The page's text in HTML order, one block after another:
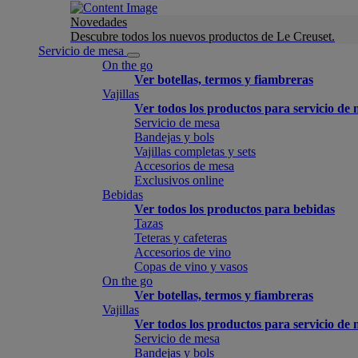
Novedades
Descubre todos los nuevos productos de Le Creuset.
Servicio de mesa
On the go
Ver botellas, termos y fiambreras
Vajillas
Ver todos los productos para servicio de
Servicio de mesa
Bandejas y bols
Vajillas completas y sets
Accesorios de mesa
Exclusivos online
Bebidas
Ver todos los productos para bebidas
Tazas
Teteras y cafeteras
Accesorios de vino
Copas de vino y vasos
On the go
Ver botellas, termos y fiambreras
Vajillas
Ver todos los productos para servicio de
Servicio de mesa
Bandejas y bols